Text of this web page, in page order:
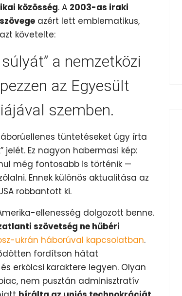
közösség. A 2003-as iraki
azért lett emblematikus,
követelte:
a nemzetközi
az Egyesült
szemben.
tüntetéseket úgy írta
jelét. Ez nagyon habermasi kép:
még fontosabb is történik —
Ennek különös aktualitása az
robbantott ki.
ellenesség dolgozott benne.
szövetség ne hűbéri
ukrán háborúval kapcsolatban.
fordítson hátat
erkölcsi karaktere legyen. Olyan
nem pusztán adminisztratív